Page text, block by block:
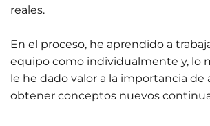
reales.
En el proceso, he aprendido a
equipo como individualmente y, lo
le he dado valor a la importancia de
obtener conceptos nuevos